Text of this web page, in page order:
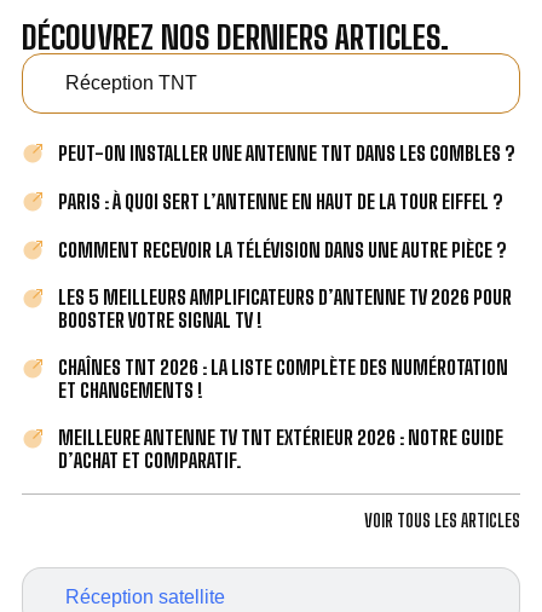
DÉCOUVREZ NOS DERNIERS ARTICLES.
Réception TNT
Réception satellite
PEUT-ON INSTALLER UNE ANTENNE TNT DANS LES COMBLES ?
PARIS : À QUOI SERT L’ANTENNE EN HAUT DE LA TOUR EIFFEL ?
COMMENT RECEVOIR LA TÉLÉVISION DANS UNE AUTRE PIÈCE ?
LES 5 MEILLEURS AMPLIFICATEURS D’ANTENNE TV 2026 POUR
BOOSTER VOTRE SIGNAL TV !
CHAÎNES TNT 2026 : LA LISTE COMPLÈTE DES NUMÉROTATION
ET CHANGEMENTS !
MEILLEURE ANTENNE TV TNT EXTÉRIEUR 2026 : NOTRE GUIDE
D’ACHAT ET COMPARATIF.
VOIR TOUS LES ARTICLES